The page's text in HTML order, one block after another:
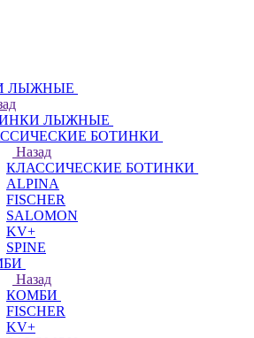
ЛЫЖНЫЕ
ЛЫЖНЫЕ
БОТИНКИ
Назад
КЛАССИЧЕСКИЕ БОТИНКИ
ALPINA
FISCHER
SALOMON
KV+
SPINE
Назад
КОМБИ
FISCHER
KV+